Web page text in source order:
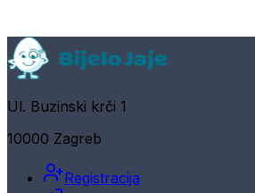
Ul. Buzinski krči 1
10000 Zagreb
Registracija